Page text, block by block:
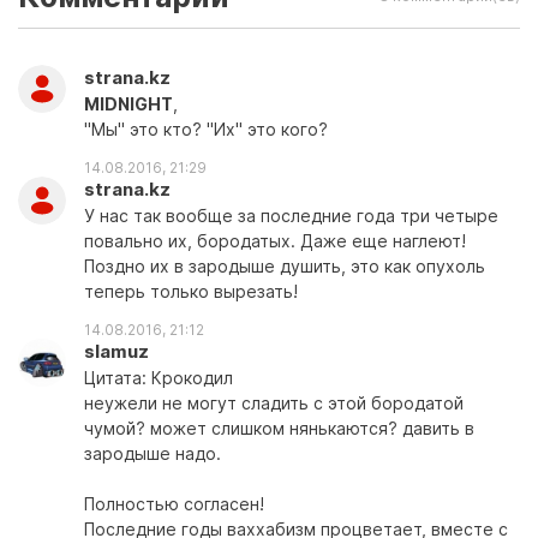
strana.kz
MIDNIGHT
"Мы" это кто? "Их" это кого?
14.08.2016, 21:29
strana.kz
У нас так вообще за последние года три четыре
повально их, бородатых. Даже еще наглеют!
Поздно их в зародыше душить, это как опухоль
теперь только вырезать!
14.08.2016, 21:12
slamuz
Цитата: Крокодил
неужели не могут сладить с этой бородатой
чумой? может слишком нянькаются? давить в
зародыше надо.
Полностью согласен!
Последние годы ваххабизм процветает, вместе с